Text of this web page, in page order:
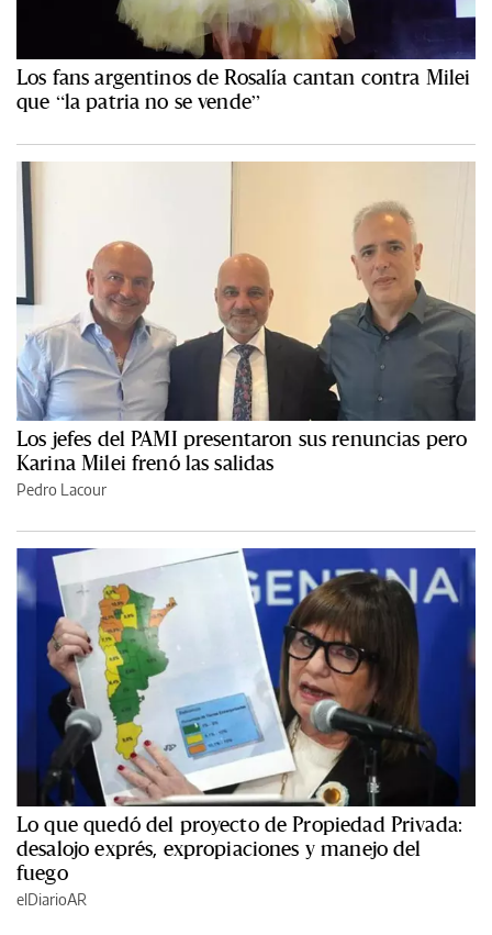
Los fans argentinos de Rosalía cantan contra Milei
que “la patria no se vende”
Los jefes del PAMI presentaron sus renuncias pero
Karina Milei frenó las salidas
Pedro Lacour
Lo que quedó del proyecto de Propiedad Privada:
desalojo exprés, expropiaciones y manejo del
fuego
elDiarioAR